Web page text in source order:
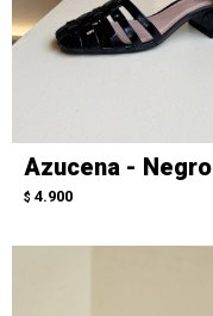
Azucena - Negro
$ 4.900